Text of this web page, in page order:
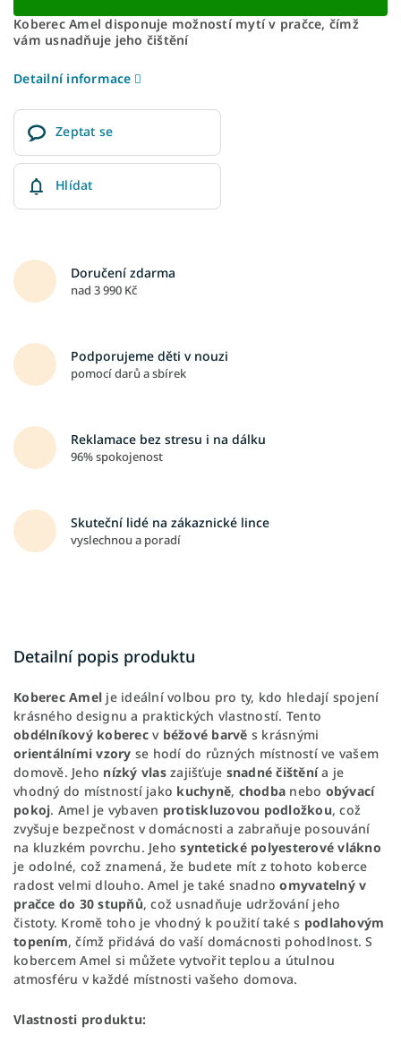
Koberec Amel disponuje možností mytí v pračce, čímž
vám usnadňuje jeho čištění
Detailní informace
Zeptat se
Hlídat
Doručení zdarma
nad 3 990 Kč
Podporujeme děti v nouzi
pomocí darů a sbírek
Reklamace bez stresu i na dálku
96% spokojenost
Skuteční lidé na zákaznické lince
vyslechnou a poradí
Detailní popis produktu
Koberec Amel je ideální volbou pro ty, kdo hledají spojení
krásného designu a praktických vlastností. Tento
obdélníkový koberecv béžové barvě s krásnými
orientálními vzory se hodí do různých místností ve vašem
domově. Jeho nízký vlaszajišťuje snadné čištěnía je
vhodný do místností jako kuchyně, chodba nebo obývací
pokoj. Amel je vybaven protiskluzovou podložkou, což
zvyšuje bezpečnost v domácnosti a zabraňuje posouvání
na kluzkém povrchu. Jehosyntetické polyesterové vlákno
je odolné, což znamená, že budete mít z tohoto koberce
radost velmi dlouho. Amel je také snadnoomyvatelný v
pračce do 30 stupňů, což usnadňuje udržování jeho
čistoty. Kromě toho je vhodný k použití také s podlahovým
topením, čímž přidává do vaší domácnosti pohodlnost. S
kobercem Amel si můžete vytvořit teplou a útulnou
atmosféru v každé místnosti vašeho domova.
Vlastnosti produktu: